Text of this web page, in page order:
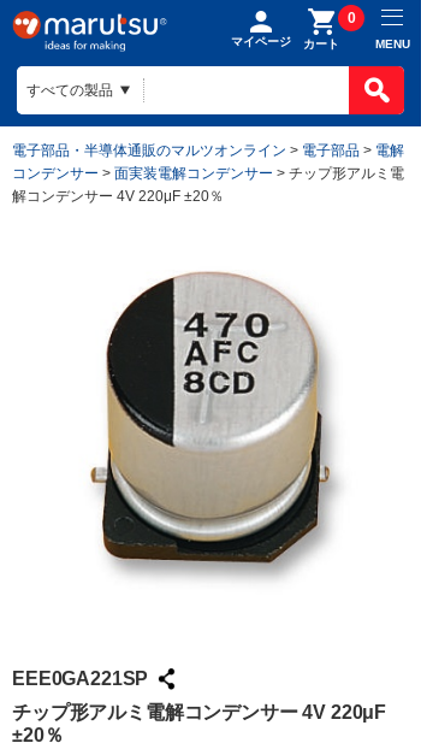
マイページ カート
0
MENU
電子部品・半導体通販のマルツオンライン > 電子部品 > 電解
コンデンサー > 面実装電解コンデンサー > チップ形アルミ電
解コンデンサー 4V 220μF ±20％
EEE0GA221SP
チップ形アルミ電解コンデンサー 4V 220μF
±20％